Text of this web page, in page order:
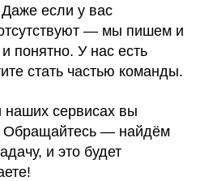
Даже если у вас
— мы пишем и
понятно. У нас есть
стать частью команды.
наших сервисах вы
Обращайтесь — найдём
и это будет